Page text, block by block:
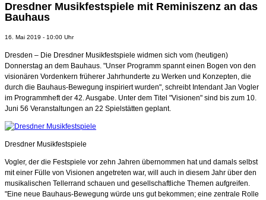
Dresdner Musikfestspiele mit Reminiszenz an das
Bauhaus
16. Mai 2019 - 10:00 Uhr
Dresden – Die Dresdner Musikfestspiele widmen sich vom (heutigen)
Donnerstag an dem Bauhaus. "Unser Programm spannt einen Bogen von den
visionären Vordenkern früherer Jahrhunderte zu Werken und Konzepten, die
durch die Bauhaus-Bewegung inspiriert wurden", schreibt Intendant Jan Vogler
im Programmheft der 42. Ausgabe. Unter dem Titel "Visionen" sind bis zum 10.
Juni 56 Veranstaltungen an 22 Spielstätten geplant.
Dresdner Musikfestspiele
Vogler, der die Festspiele vor zehn Jahren übernommen hat und damals selbst
mit einer Fülle von Visionen angetreten war, will auch in diesem Jahr über den
musikalischen Tellerrand schauen und gesellschaftliche Themen aufgreifen.
"Eine neue Bauhaus-Bewegung würde uns gut bekommen; eine zentrale Rolle